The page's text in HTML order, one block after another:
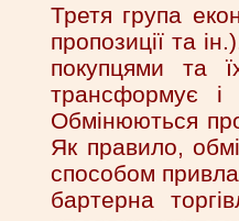
Третя група
пропозиції та
покупцями та
трансформує і
Обмінюються
Як правило,
способом
бартерна